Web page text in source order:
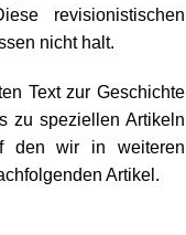
revisionistischen
nicht halt.
Text zur Geschichte
zu speziellen Artikeln
den wir in weiteren
Artikel.